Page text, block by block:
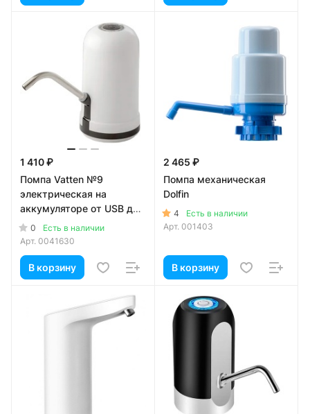
1 410 ₽
Помпа Vatten №9
электрическая на
аккумуляторе от USB для
19л бутылей
0
Есть в наличии
Арт. 0041630
В корзину
2 465 ₽
Помпа механическая
Dolfin
4
Есть в наличии
Арт. 001403
В корзину